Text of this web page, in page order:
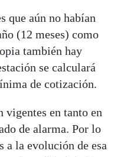
que aún no habían
(12 meses) como
también hay
se calculará
de cotización.
vigentes en tanto en
de alarma. Por lo
a la evolución de esa